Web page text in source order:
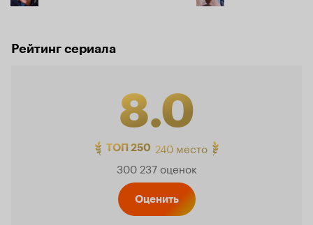
Рейтинг сериала
8.0
Рейтинг
ТОП 250 240 место
300 237 оценок
Оценить